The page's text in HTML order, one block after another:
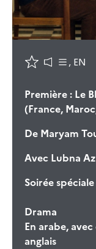
, EN
Première : Le
(France,
De Maryam
Avec Lubna
Soirée spéciale
Drama
En arabe,
anglais